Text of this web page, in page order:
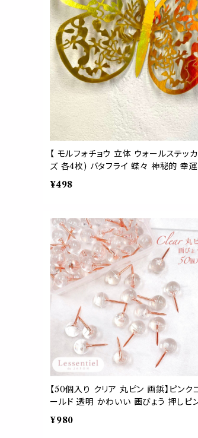
【 モルフォチョウ 立体 ウォールステ
ズ 各4枚) バタフライ 蝶々 神秘的 幸
式 パーティー ウェルカムボード 3D 賃
¥498
【50個入り クリア 丸ピン 画鋲】ピンク
ールド 透明 かわいい 画びょう 押しピ
プッシュピン インテリア 文房具 おしゃれ
可愛い 壁
¥980